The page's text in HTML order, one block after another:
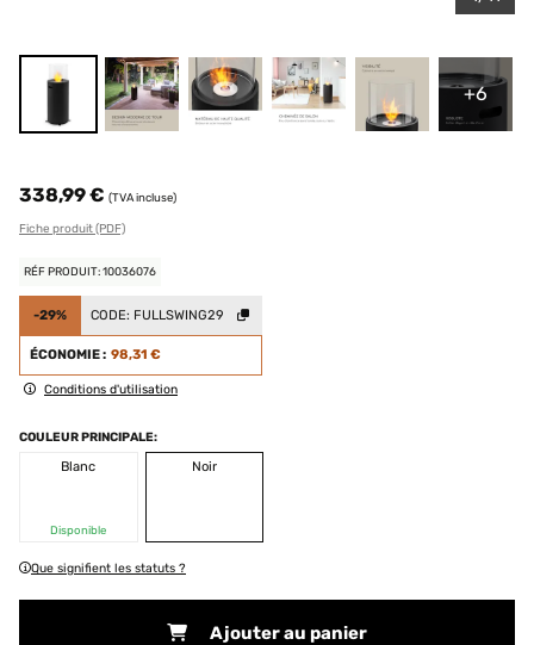
+6
338,99 € (TVA incluse)
Fiche produit (PDF)
RÉF PRODUIT: 10036076
-29% CODE: FULLSWING29
ÉCONOMIE : 98,31 €
Conditions d'utilisation
COULEUR PRINCIPALE:
Blanc
Disponible
Noir
Que signifient les statuts ?
Ajouter au panier